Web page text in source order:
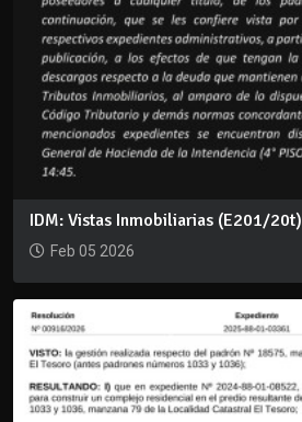
IDM: Vistas Inmobiliarias (E201/20t)
Feb 05 2026